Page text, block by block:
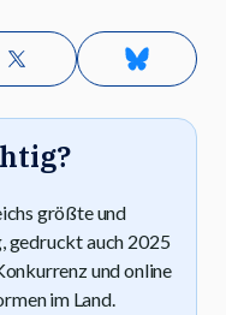
größte und
gedruckt auch 2025
und online
im Land.